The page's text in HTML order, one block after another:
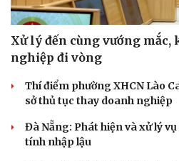
Xử lý đến cùng vướng mắc,
nghiệp đi vòng
Thí điểm phường XHCN Lào
sở thủ tục thay doanh nghiệp
Đà Nẵng: Phát hiện và xử lý
tính nhập lậu